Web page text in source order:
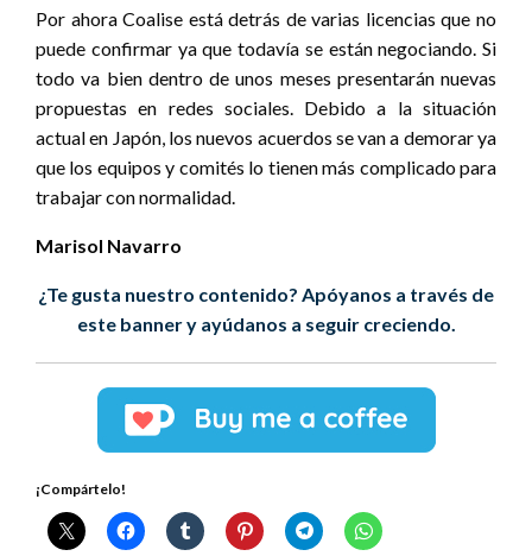
Por ahora Coalise está detrás de varias licencias que no
puede confirmar ya que todavía se están negociando. Si
todo va bien dentro de unos meses presentarán nuevas
propuestas en redes sociales. Debido a la situación
actual en Japón, los nuevos acuerdos se van a demorar ya
que los equipos y comités lo tienen más complicado para
trabajar con normalidad.
Marisol Navarro
¿Te gusta nuestro contenido? Apóyanos a través de
este banner y ayúdanos a seguir creciendo.
¡Compártelo!